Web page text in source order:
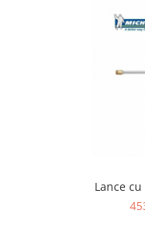
Lance